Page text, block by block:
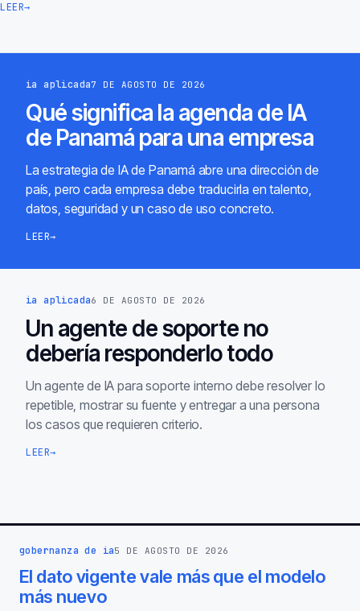
LEER→
ia aplicada7 DE AGOSTO DE 2026
Qué significa la agenda de IA
de Panamá para una empresa
La estrategia de IA de Panamá abre una dirección de
país, pero cada empresa debe traducirla en talento,
datos, seguridad y un caso de uso concreto.
LEER→
ia aplicada6 DE AGOSTO DE 2026
Un agente de soporte no
debería responderlo todo
Un agente de IA para soporte interno debe resolver lo
repetible, mostrar su fuente y entregar a una persona
los casos que requieren criterio.
LEER→
gobernanza de ia5 DE AGOSTO DE 2026
El dato vigente vale más que el modelo
más nuevo